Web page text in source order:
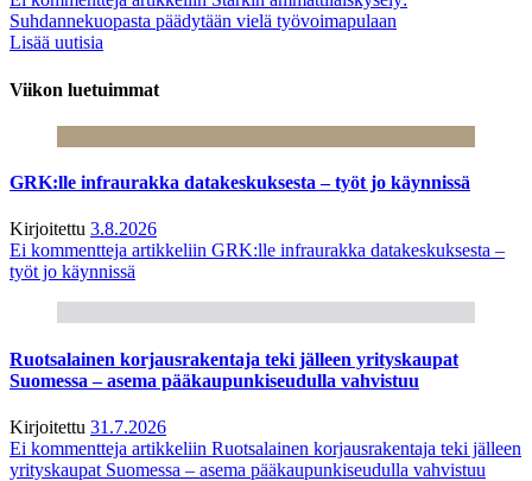
Suhdannekuopasta päädytään vielä työvoimapulaan
Lisää uutisia
Viikon luetuimmat
GRK:lle infraurakka datakeskuksesta – työt jo käynnissä
Kirjoitettu 3.8.2026
Ei kommentteja artikkeliin GRK:lle infraurakka datakeskuksesta –
työt jo käynnissä
Ruotsalainen korjausrakentaja teki jälleen yrityskaupat
Suomessa – asema pääkaupunkiseudulla vahvistuu
Kirjoitettu 31.7.2026
Ei kommentteja artikkeliin Ruotsalainen korjausrakentaja teki jälleen
yrityskaupat Suomessa – asema pääkaupunkiseudulla vahvistuu